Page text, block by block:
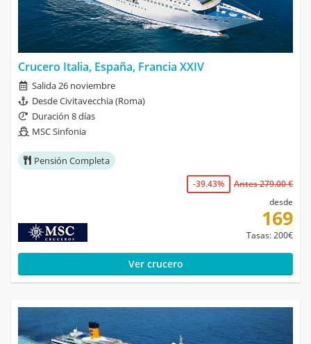
Crucero Italia, España, Francia XXIV
Salida 26 noviembre
Desde Civitavecchia (Roma)
Duración 8 días
MSC Sinfonia
Pensión Completa
-39.43%
Antes 279.00 €
desde
169
Tasas: 200€
Ver crucero